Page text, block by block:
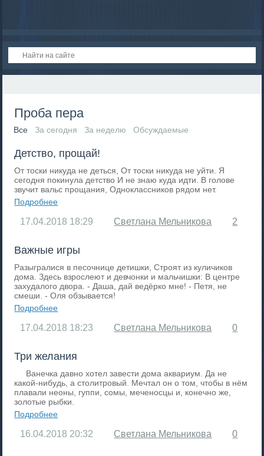
Проба пера
Все За сегодня За неделю Обсуждаемые
Детство, прощай!
От тоски никуда не деться, От тоски никуда не уйти. Я
сегодня покинула детство И не знаю куда идти. В голове
звучит вальс прощания, Одноклассников рядом нет.
Подробнее
17.04.2018 18:29 Светлана Мельникова 2
Важные игры
Разыгралися в песочнице детишки, Строят из куличиков
дома. Здесь взрослеют и девчонки и мальчишки: В центре
захудалого двора. - Даша, дай ведёрко мне! - Петя, не
смеши. - Оля обзывается!
Подробнее
17.04.2018 18:23 Светлана Мельникова 0
Три желания
Ванечка давно хотел завести дома аквариум. Да не
какой-нибудь, а столитровый. Мечтал он о том, чтобы в нём
плавали неоны, гуппи, сомы, меченосцы и, конечно же,
золотые рыбки.
Подробнее
16.04.2018 20:32 Светлана Мельникова 0